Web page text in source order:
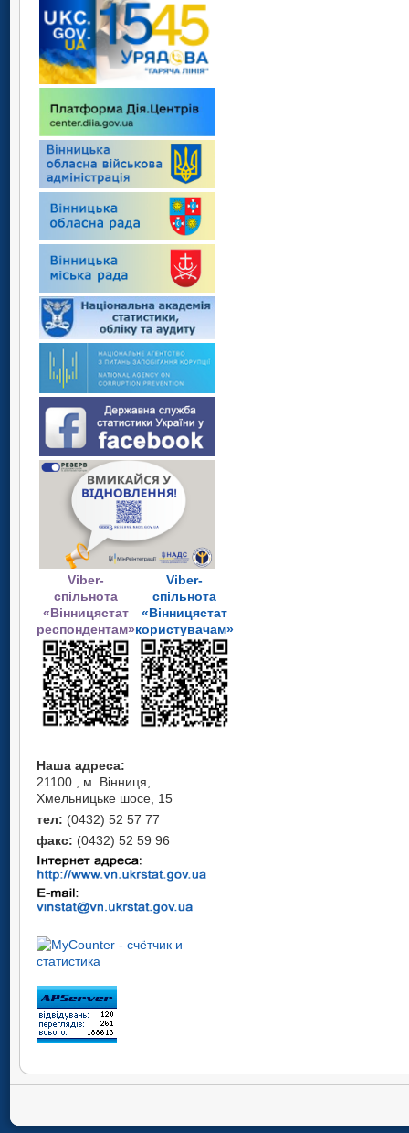
Viber-
спільнота
«Вінницястат
респондентам»
Viber-
спільнота
«Вінницястат
користувачам»
Наша адреса:
21100 , м. Вінниця,
Хмельницьке шосе, 15
тел: (0432) 52 57 77
факс: (0432) 52 59 96